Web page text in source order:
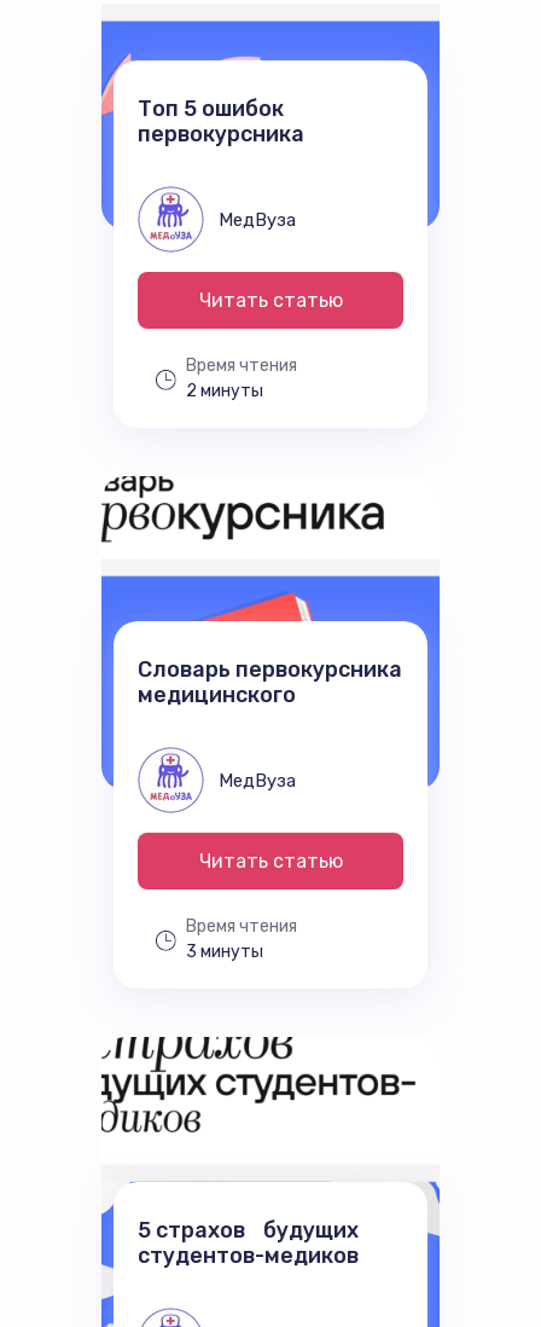
Топ 5 ошибок
первокурсника
МедВуза
Читать статью
Время чтения
2 минуты
Словарь первокурсника
медицинского
МедВуза
Читать статью
Время чтения
3 минуты
5 страхов будущих
студентов-медиков